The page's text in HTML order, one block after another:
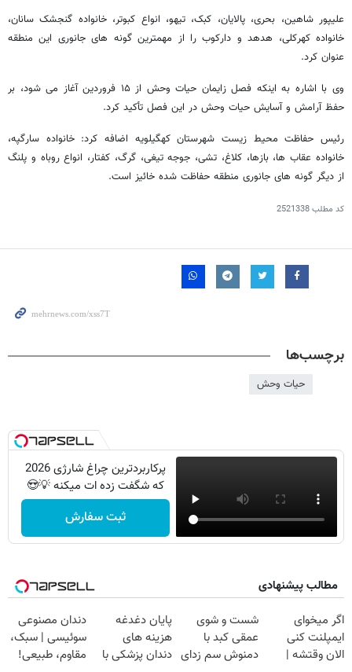
علیپور شاهین، بحری، پالایان، کبک، تیهو، انواع کبوتر، خانواده گنجشک سانان،
خانواده کهرکلی، هدهد و دارکوب را از مهمترین گونه های جانوری این منطقه
عنوان کرد.
وی با اشاره به اینکه فصل زایمان حیات وحش از ۱۵ فروردین آغاز می شود، بر
حفظ آرامش و آسایش حیات وحش در این فصل تأکید کرد.
رئیس حفاظت محیط زیست شهرستان کهگیلویه اضافه کرد: خانواده سارگپه،
خانواده عقاب ها، بازها، کلاغ، تشی، جوجه تیغی، گرگ، کفتار، انواع روباه و پلنگ
از دیگر گونه های جانوری منطقه حفاظت شده خائیز است.
کد مطلب2521338
برچسب‌ها
حیات وحش
پرکاربردترین چراغ شارژی 2026
که شگفت زده ات میکنه 💡😍
ثبت سفارش
مطالب پیشنهادی
اگر میخوای
ایمپلنت کنی
الان وقتشه |
شست و شوی
عمقی کبد با
دمنوش سم زدای
پایان دغدغه
هزینه های
دندان پزشکی با
دندان مصنوعی
سوئیسی | سبک،
مقاوم، طبیعی!